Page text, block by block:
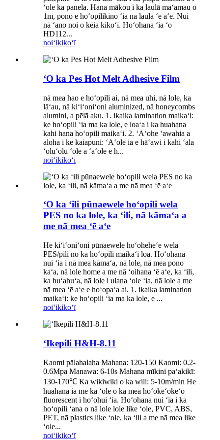
ʻole ka panela. Hana mākou i ka laulā maʻamau o
1m, pono e hoʻopilikino ʻia nā laulā ʻē aʻe. Nui
nā ʻano noi o kēia kikoʻī. Hoʻohana ʻia ʻo
HD112...
noiʻikikoʻī
ʻO ka Pes Hot Melt Adhesive Film
nā mea hao e hoʻopili ai, nā mea uhi, nā lole, ka
lāʻau, nā kiʻiʻoniʻoni aluminized, nā honeycombs
alumini, a pēlā aku. 1. ikaika lamination maikaʻi:
ke hoʻopili ʻia ma ka lole, e loaʻa i ka huahana
kahi hana hoʻopili maikaʻi. 2. ʻAʻohe ʻawahia a
aloha i ke kaiapuni: ʻAʻole ia e hāʻawi i kahi ʻala
ʻoluʻolu ʻole a ʻaʻole e h...
noiʻikikoʻī
ʻO ka ʻili pūnaewele hoʻopili wela
PES no ka lole, ka ʻili, nā kāmaʻa a
me nā mea ʻē aʻe
He kiʻiʻoniʻoni pūnaewele hoʻoheheʻe wela
PES/pili no ka hoʻopili maikaʻi loa. Hoʻohana
nui ʻia i nā mea kāmaʻa, nā lole, nā mea pono
kaʻa, nā lole home a me nā ʻoihana ʻē aʻe, ka ʻili,
ka huʻahuʻa, nā lole i ulana ʻole ʻia, nā lole a me
nā mea ʻē aʻe e hoʻopaʻa ai. 1. ikaika lamination
maikaʻi: ke hoʻopili ʻia ma ka lole, e ...
noiʻikikoʻī
ʻIkepili H&H-8.11
Kaomi pālahalaha Mahana: 120-150 Kaomi: 0.2-
0.6Mpa Manawa: 6-10s Mahana mīkini paʻakikī:
130-170℃ Ka wikiwiki o ka wili: 5-10m/min He
huahana ia me ka ʻole o ka mea hoʻokeʻokeʻo
fluorescent i hoʻohui ʻia. Hoʻohana nui ʻia i ka
hoʻopili ʻana o nā lole lole like ʻole, PVC, ABS,
PET, nā plastics like ʻole, ka ʻili a me nā mea like
ʻole...
noiʻikikoʻī